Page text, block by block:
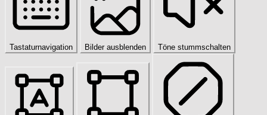
Tastaturnavigation Bilder ausblenden Töne stummschalten